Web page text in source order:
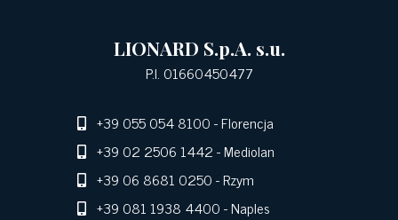
LIONARD S.p.A. s.u.
P.I. 01660450477
+39 055 054 8100- Florencja
+39 02 2506 1442- Mediolan
+39 06 8681 0250- Rzym
+39 081 1938 4400- Naples